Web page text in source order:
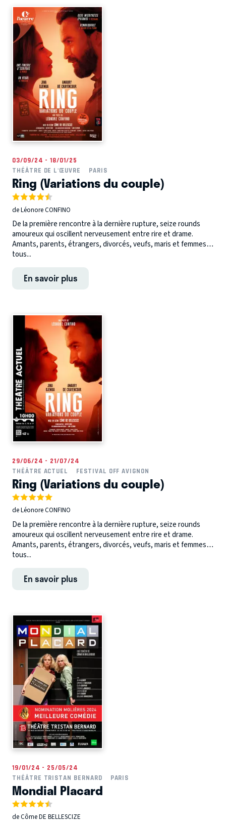
03/09/24 - 18/01/25
THÉÂTRE DE L'ŒUVRE
PARIS
Ring (Variations du couple)
de Léonore CONFINO
De la première rencontre à la dernière rupture, seize rounds
amoureux qui oscillent nerveusement entre rire et drame.
Amants, parents, étrangers, divorcés, veufs, maris et femmes…
tous...
En savoir plus
29/06/24 - 21/07/24
THÉÂTRE ACTUEL
FESTIVAL OFF AVIGNON
Ring (Variations du couple)
de Léonore CONFINO
De la première rencontre à la dernière rupture, seize rounds
amoureux qui oscillent nerveusement entre rire et drame.
Amants, parents, étrangers, divorcés, veufs, maris et femmes…
tous...
En savoir plus
19/01/24 - 25/05/24
THÉÂTRE TRISTAN BERNARD
PARIS
Mondial Placard
de Côme DE BELLESCIZE